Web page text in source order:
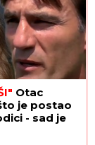
Otac
je postao
- sad je